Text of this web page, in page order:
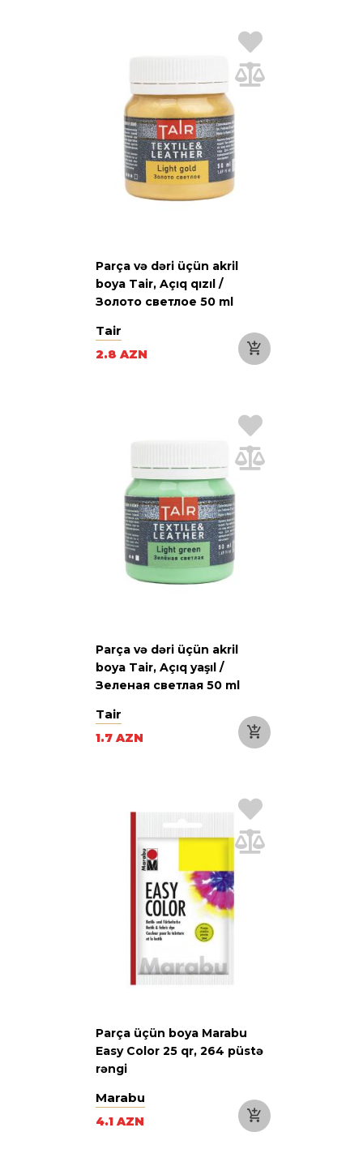
Parça və dəri üçün akril
boya Tair, Açıq qızıl /
Золото светлое 50 ml
Tair
2.8 AZN
Parça və dəri üçün akril
boya Tair, Açıq yaşıl /
Зеленая светлая 50 ml
Tair
1.7 AZN
Parça üçün boya Marabu
Easy Color 25 qr, 264 püstə
rəngi
Marabu
4.1 AZN